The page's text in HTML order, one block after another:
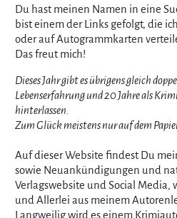
Du hast meinen Namen in eine
bist einem der Links gefolgt, die
oder auf Autogrammkarten
Das freut mich!
Dieses Jahr gibt es übrigens gleich
Lebenserfahrung und 20 Jahre als
hinterlassen.
Zum Glück meistens nur auf dem
Auf dieser Website findest Du
sowie Neuankündigungen und
Verlagswebsite und Social Media,
und Allerlei aus meinem
Langweilig wird es einem